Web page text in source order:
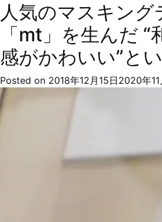
人気のマスキング
「mt」を生んだ “
感がかわいい”と
Posted on 2018年12月15日2020年